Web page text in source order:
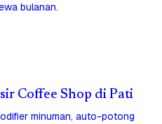
bulanan.
Coffee Shop di Pati
minuman, auto-potong